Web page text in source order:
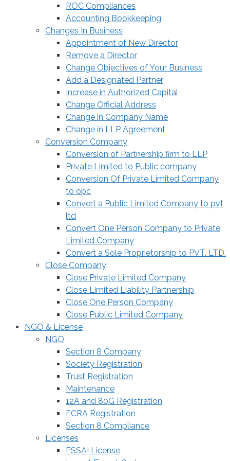
ROC Compliances
Accounting Bookkeeping
Changes In Business
Appointment of New Director
Remove a Director
Change Objectives of Your Business
Add a Designated Partner
Increase in Authorized Capital
Change Official Address
Change in Company Name
Change in LLP Agreement
Conversion Company
Conversion of Partnership firm to LLP
Private Limited to Public company
Conversion Of Private Limited Company
to opc
Convert a Public Limited Company to pvt
ltd
Convert One Person Company to Private
Limited Company
Convert a Sole Proprietorship to PVT. LTD.
Close Company
Close Private Limited Company
Close Limited Liability Partnership
Close One Person Company
Close Public Limited Company
NGO & License
NGO
Section 8 Company
Society Registration
Trust Registration
Maintenance
12A and 80G Registration
FCRA Registration
Section 8 Compliance
Licenses
FSSAI License